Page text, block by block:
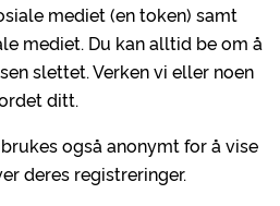
mediet (en token) samt
mediet. Du kan alltid be om å
slettet. Verken vi eller noen
ditt.
også anonymt for å vise
deres registreringer.